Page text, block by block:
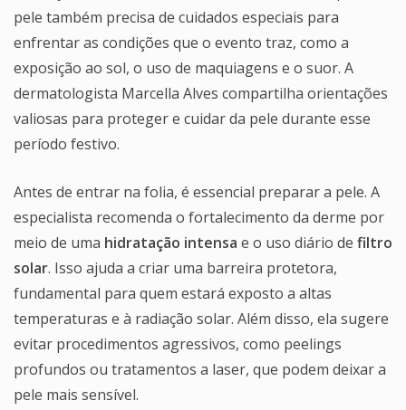
pele também precisa de cuidados especiais para
enfrentar as condições que o evento traz, como a
exposição ao sol, o uso de maquiagens e o suor. A
dermatologista Marcella Alves compartilha orientações
valiosas para proteger e cuidar da pele durante esse
período festivo.
Antes de entrar na folia, é essencial preparar a pele. A
especialista recomenda o fortalecimento da derme por
meio de uma hidratação intensa e o uso diário de filtro
solar. Isso ajuda a criar uma barreira protetora,
fundamental para quem estará exposto a altas
temperaturas e à radiação solar. Além disso, ela sugere
evitar procedimentos agressivos, como peelings
profundos ou tratamentos a laser, que podem deixar a
pele mais sensível.